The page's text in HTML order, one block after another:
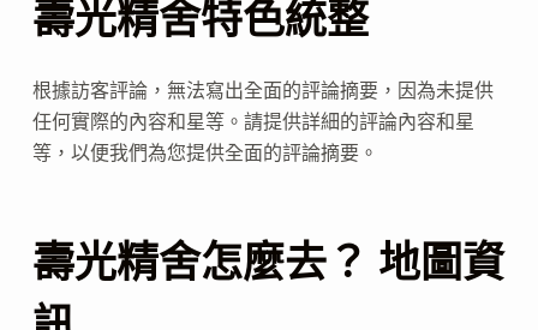
壽光精舍特色統整
根據訪客評論，無法寫出全面的評論摘要，因為未提供
任何實際的內容和星等。請提供詳細的評論內容和星
等，以便我們為您提供全面的評論摘要。
壽光精舍怎麼去？ 地圖資